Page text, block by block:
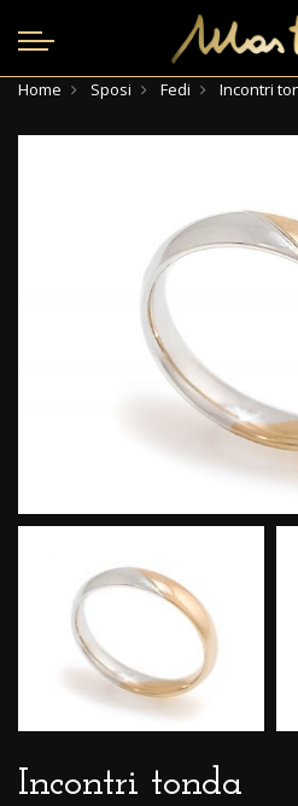
Home Sposi Fedi Incontri
Incontri tonda